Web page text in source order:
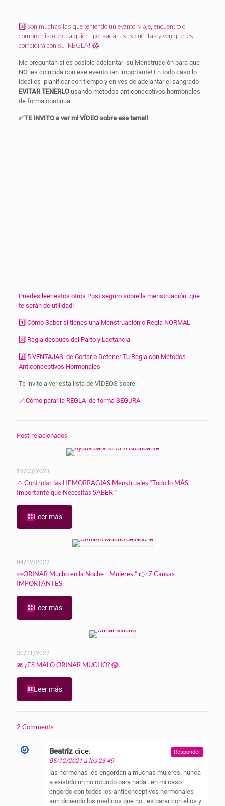
3️⃣ Son muchas las que teniendo un evento, viaje, encuentro o
compromiso de cualquier tipo sacan. sus cuentas y ven que les
coincidirá con su REGLA! 😱
Me preguntan si es posible adelantar su Menstruación para que
NO les coincida con ese evento tan importante! En todo caso lo
ideal es planificar con tiempo y en ves de adelantar el sangrado
EVITAR TENERLOusando métodos anticonceptivos hormonales
de forma continua
✅TE INVITO a ver mi VÍDEO sobre ese tema!!
Puedes leer estos otros Post seguro sobre la menstruación que
te serán de utilidad!
1️⃣ Cómo Saber si tienes una Menstruación o Regla NORMAL
2️⃣ Regla después del Parto y Lactancia
3️⃣ 5 VENTAJAS de Cortar o Detener Tu Regla con Métodos
Anticonceptivos Hormonales
Te invito a ver esta lista de VÍDEOS sobre:
✅ Cómo parar la REGLA de forma SEGURA
Post relacionados
18/03/2023
⚠️ Controlar las HEMORRAGIAS Menstruales “Todo lo MÁS
Importante que Necesitas SABER “
Leer más
04/12/2022
👀ORINAR Mucho en la Noche ” Mujeres ” 👉 7 Causas
IMPORTANTES
Leer más
30/11/2022
🆘 ¿ES MALO ORINAR MUCHO? 😱
Leer más
2 Comments
Beatriz dice:
05/12/2021 a las 23:49
las hormonas les engordan a muchas mujeres. nunca
a existido un no rotundo para nada…en mi caso
engordo con todos los anticonceptivos hormonales
aun diciendo los medicos que no…es parar con ellos y
Responder